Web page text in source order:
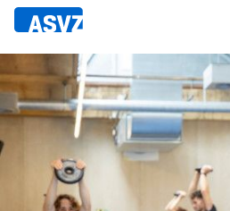
Direkt
zum
Sportfahrplan
Sportarten